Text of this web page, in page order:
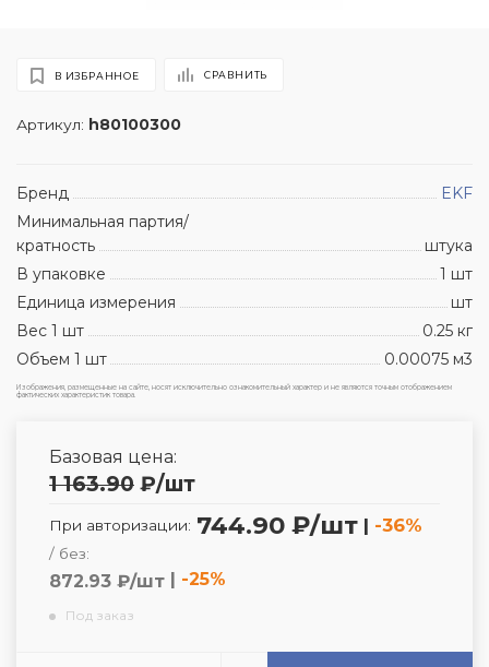
Артикул: h80100300
В ИЗБРАННОЕ СРАВНИТЬ
Бренд
EKF
Минимальная партия/
кратность
штука
В упаковке
1 шт
Единица измерения
шт
Вес 1 шт
0.25 кг
Объем 1 шт
0.00075 м3
Изображения, размещенные на сайте, носят исключительно ознакомительный характер и не являются точным отображением
фактических характеристик товара.
Базовая цена:
1 163.90 ₽/шт
При авторизации: 744.90 ₽/шт | -36%
/ без:
872.93 ₽/шт | -25%
Под заказ